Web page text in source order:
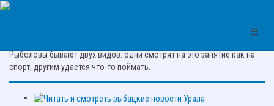
Рыболовы бывают двух видов: одни смотрят на это занятие как на
спорт, другим удается что-то поймать.